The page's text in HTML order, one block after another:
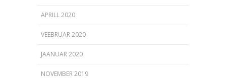
APRILL 2020
VEEBRUAR 2020
JAANUAR 2020
NOVEMBER 2019